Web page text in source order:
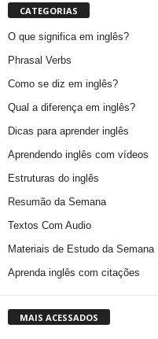
CATEGORIAS
O que significa em inglês?
Phrasal Verbs
Como se diz em inglês?
Qual a diferença em inglês?
Dicas para aprender inglês
Aprendendo inglês com vídeos
Estruturas do inglês
Resumão da Semana
Textos Com Audio
Materiais de Estudo da Semana
Aprenda inglês com citações
MAIS ACESSADOS